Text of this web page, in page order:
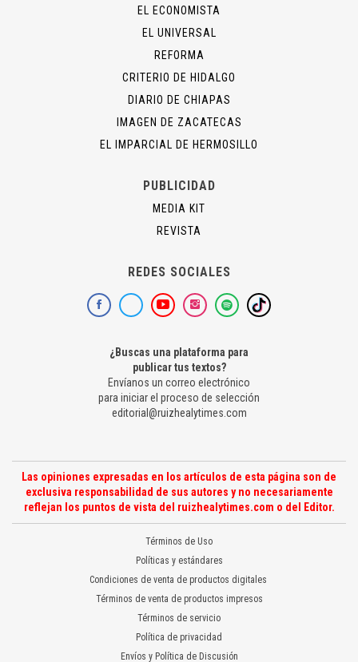
EL ECONOMISTA
EL UNIVERSAL
REFORMA
CRITERIO DE HIDALGO
DIARIO DE CHIAPAS
IMAGEN DE ZACATECAS
EL IMPARCIAL DE HERMOSILLO
PUBLICIDAD
MEDIA KIT
REVISTA
REDES SOCIALES
¿Buscas una plataforma para
publicar tus textos?
Envíanos un correo electrónico
para iniciar el proceso de selección
editorial@ruizhealytimes.com
Las opiniones expresadas en los artículos de esta página son de
exclusiva responsabilidad de sus autores y no necesariamente
reflejan los puntos de vista del ruizhealytimes.com o del Editor.
Términos de Uso
Políticas y estándares
Condiciones de venta de productos digitales
Términos de venta de productos impresos
Términos de servicio
Política de privacidad
Envíos y Política de Discusión